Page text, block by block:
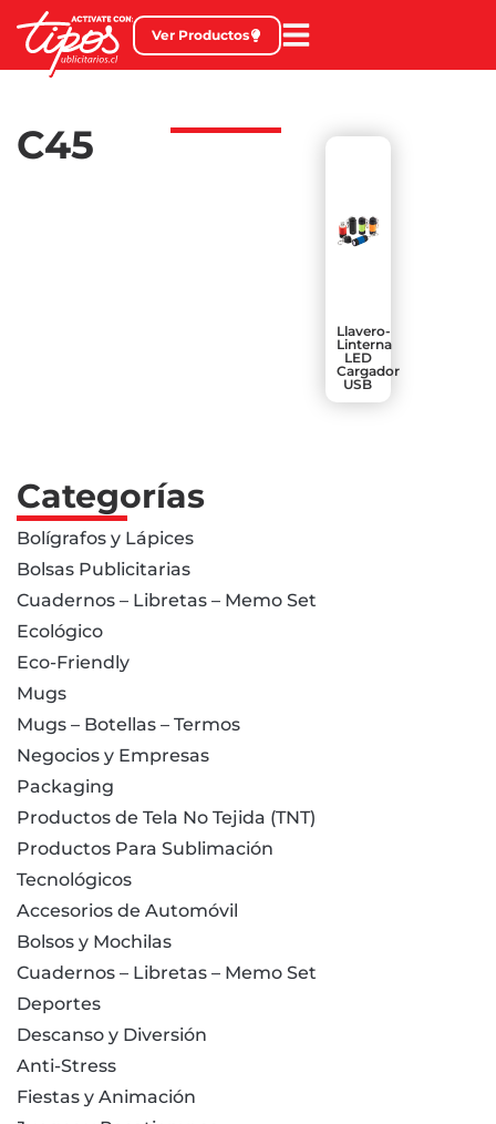
Ver Productos
C45
Llavero-
Linterna
LED
Cargador
USB
Categorías
Bolígrafos y Lápices
Bolsas Publicitarias
Cuadernos – Libretas – Memo Set
Ecológico
Eco-Friendly
Mugs
Mugs – Botellas – Termos
Negocios y Empresas
Packaging
Productos de Tela No Tejida (TNT)
Productos Para Sublimación
Tecnológicos
Accesorios de Automóvil
Bolsos y Mochilas
Cuadernos – Libretas – Memo Set
Deportes
Descanso y Diversión
Anti-Stress
Fiestas y Animación